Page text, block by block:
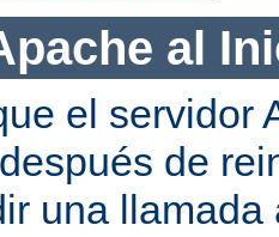
al
el servidor
de
una